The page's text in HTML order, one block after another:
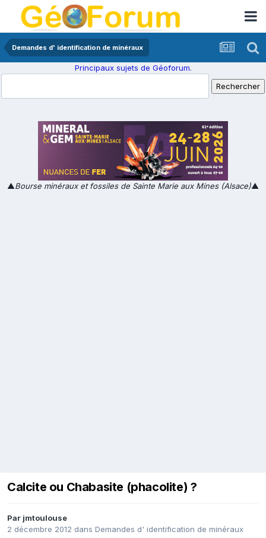
Demandes d' identification de minéraux
Principaux sujets de Géoforum.
▲Bourse minéraux et fossiles de Sainte Marie aux Mines (Alsace)▲
Calcite ou Chabasite (phacolite) ?
Par jmtoulouse
2 décembre 2012 dans Demandes d' identification de minéraux